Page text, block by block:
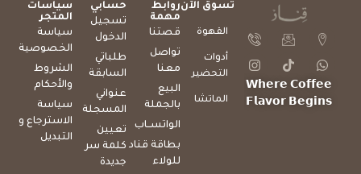
𝗪𝗵𝗲𝗿𝗲 𝗖𝗼𝗳𝗳𝗲𝗲
𝗙𝗹𝗮𝘃𝗼𝗿 𝗕𝗲𝗴𝗶𝗻𝘀
تسوق الآن
القهوة
أدوات
التحضير
الماتشا
روابط
مهمة
قصتنا
تواصل
معنا
البيع
بالجملة
الواتســاب
بطاقة قناد
للولاء
حسابي
تسجيل
الدخول
طلباتي
السابقة
عنواني
المسجلة
تعيين
كلمة سر
جديدة
سياسات
المتجر
سياسة
الخصوصية
الشروط
والأحكام
سياسة
الاسترجاع و
التبديل